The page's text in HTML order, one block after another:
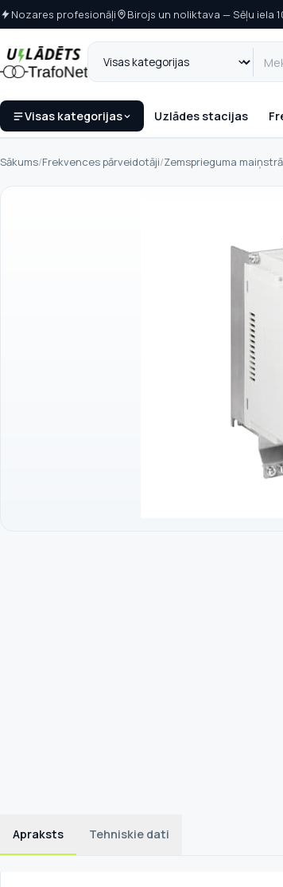
Nozares profesionāļi Birojs un noliktava — Sēļu iela
Visas kategorijas Uzlādes stacijas
Sākums/Frekvences pārveidotāji/Zemsprieguma
Apraksts Tehniskie dati